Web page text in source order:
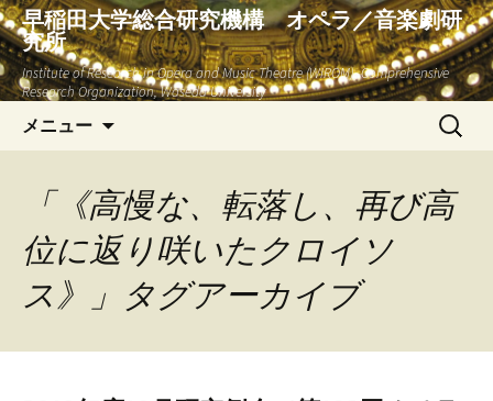
早稲田大学総合研究機構 オペラ／音楽劇研
究所
Institute of Research in Opera and Music Theatre (WIROM), Comprehensive
Research Organization, Waseda University
メニュー
ン
ツ
へ
ス
キ
プ
検
索:
「《高慢な、転落し、再び高
位に返り咲いたクロイソ
ス》」タグアーカイブ